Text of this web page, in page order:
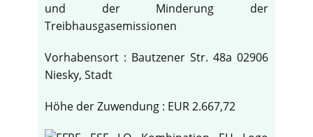
und der Minderung der
Treibhausgasemissionen
Vorhabensort : Bautzener Str. 48a 02906
Niesky, Stadt
Höhe der Zuwendung : EUR 2.667,72